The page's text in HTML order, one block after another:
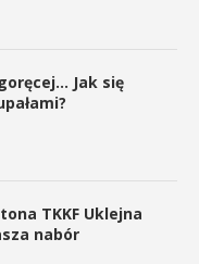
Jak się
TKKF Uklejna
nabór